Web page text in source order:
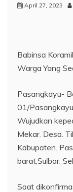
April 27, 2023
Babinsa
Warga Yang
Pasangkayu-
01/
Wujudkan
Mekar. Desa.
Kabupaten.
barat,Sulbar.
Saat